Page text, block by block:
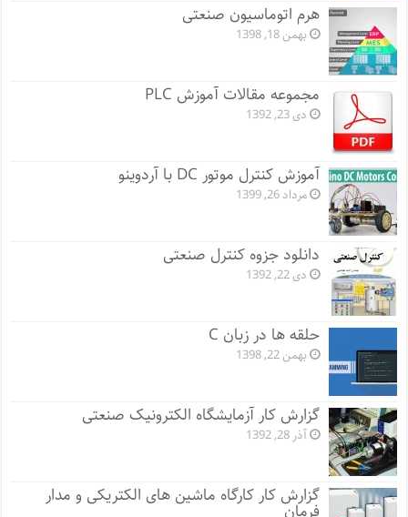
هرم اتوماسیون صنعتی
بهمن 18, 1398
مجموعه مقالات آموزش PLC
دی 23, 1392
آموزش کنترل موتور DC با آردوینو
مرداد 26, 1399
دانلود جزوه کنترل صنعتی
دی 22, 1392
حلقه ها در زبان C
بهمن 22, 1398
گزارش کار آزمایشگاه الکترونیک صنعتی
آذر 28, 1392
گزارش کار کارگاه ماشین های الکتریکی و مدار